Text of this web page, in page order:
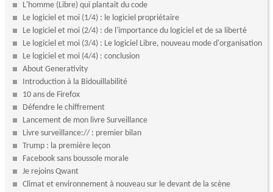
L'homme (Libre) qui plantait du code
Le logiciel et moi (1/4) : le logiciel propriétaire
Le logiciel et moi (2/4) : de l'importance du logiciel et de sa liberté
Le logiciel et moi (3/4) : Le logiciel Libre, nouveau mode d'organisation
Le logiciel et moi (4/4) : conclusion
About Generativity
Introduction à la Bidouillabilité
10 ans de Firefox
Défendre le chiffrement
Lancement de mon livre Surveillance
Livre surveillance:// : premier bilan
Trump : la première leçon
Facebook sans boussole morale
Je rejoins Qwant
Climat et environnement à nouveau sur le devant de la scène